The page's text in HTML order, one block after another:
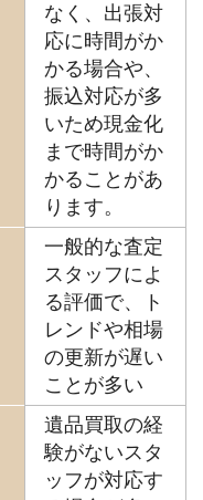
なく、出張対
応に時間がか
かる場合や、
振込対応が多
いため現金化
まで時間がか
かることがあ
ります。
一般的な査定
スタッフによ
る評価で、ト
レンドや相場
の更新が遅い
ことが多い
遺品買取の経
験がないスタ
ッフが対応す